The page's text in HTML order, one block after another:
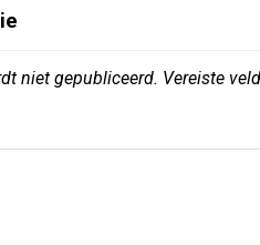
niet gepubliceerd. Vereiste